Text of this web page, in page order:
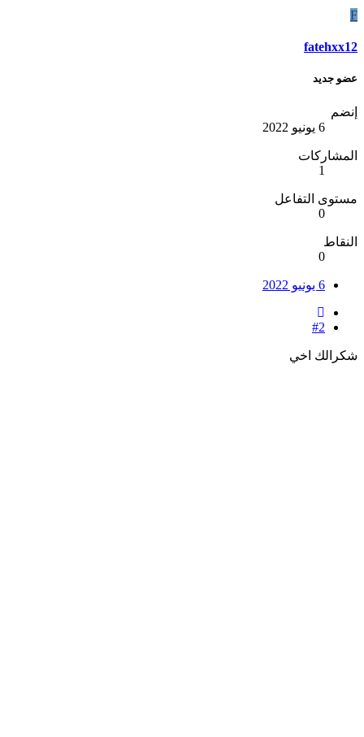
F
fatehxx12
عضو جديد
إنضم
6 يونيو 2022
المشاركات
1
مستوى التفاعل
0
النقاط
0
6 يونيو 2022
#2
شكرالك اخي